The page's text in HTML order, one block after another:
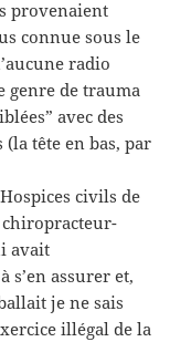
provenaient
connue sous le
radio
genre de trauma
avec des
tête en bas, par
civils de
chiropracteur-
avait
s’en assurer et,
je ne sais
illégal de la